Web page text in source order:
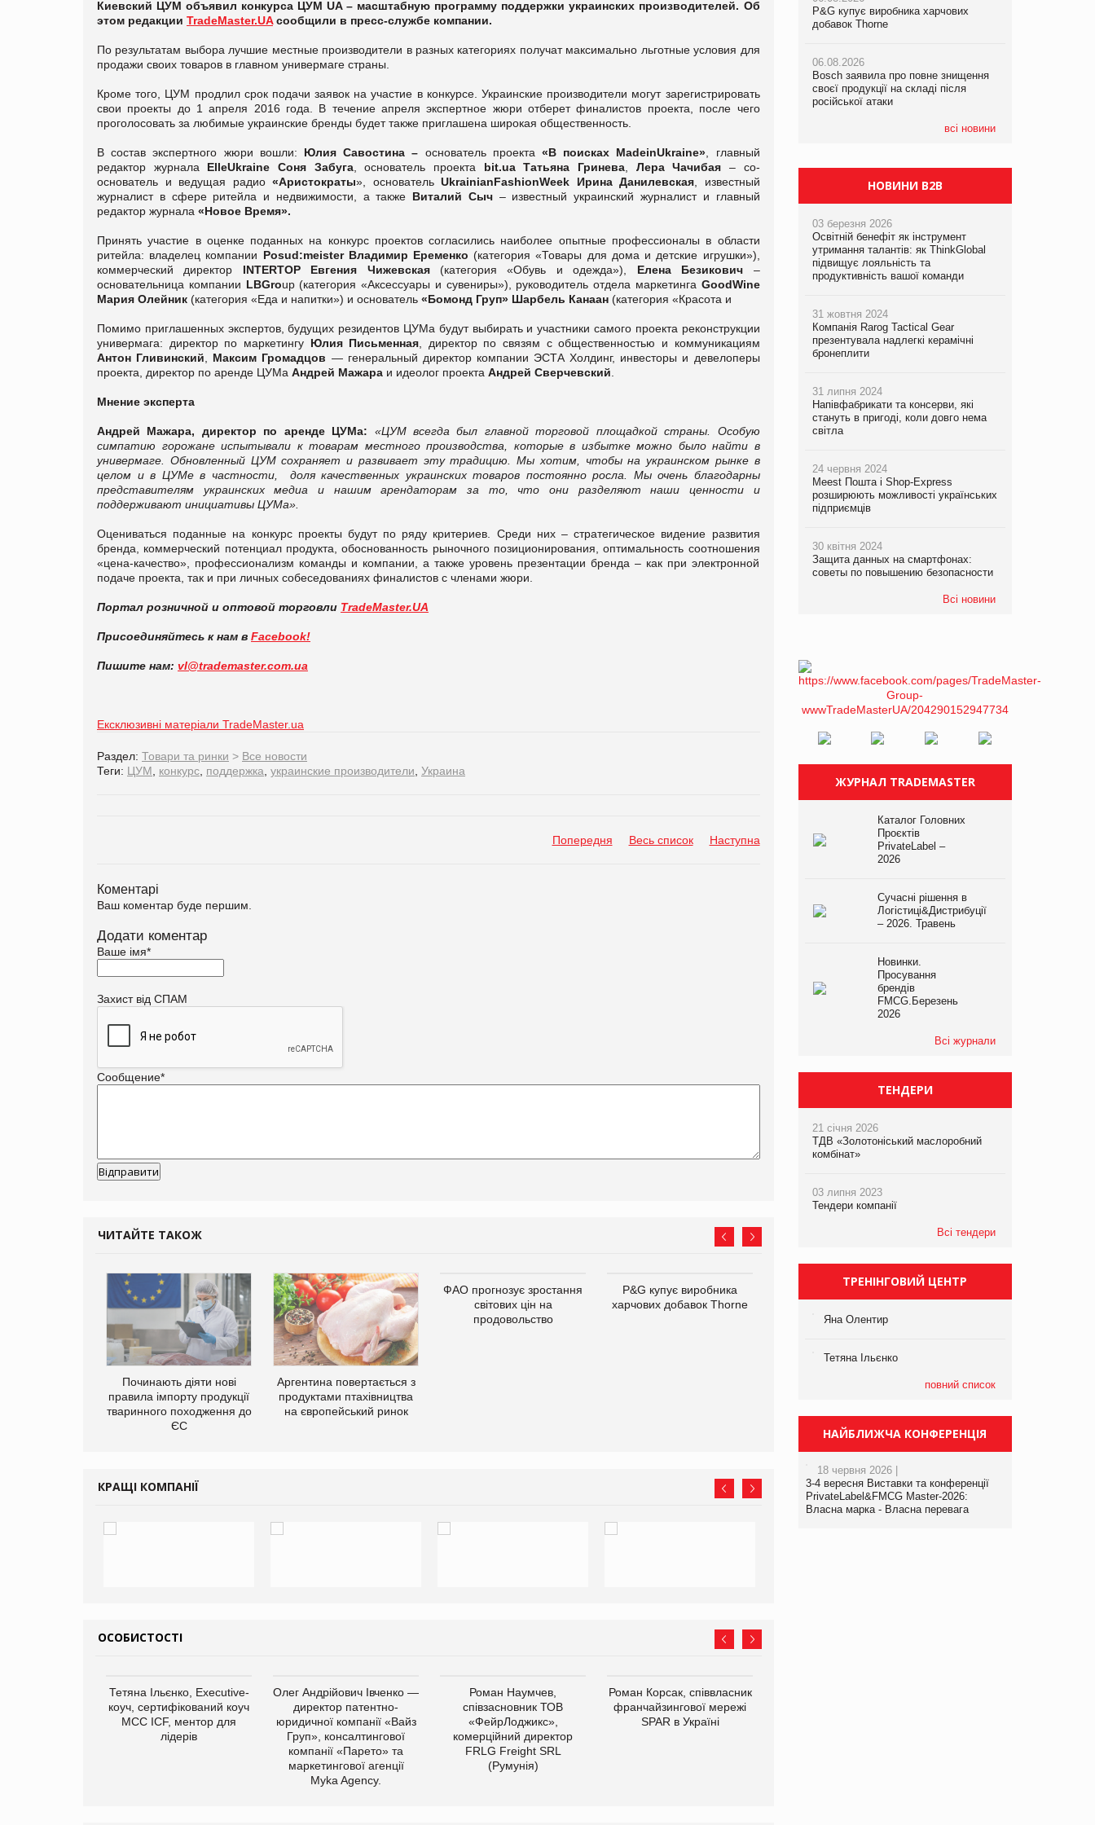
Киевский ЦУМ объявил конкурса ЦУМ UA – масштабную программу поддержки украинских производителей. Об
этом редакции TradeMaster.UAсообщили в пресс-службе компании.
По результатам выбора лучшие местные производители в разных категориях получат максимально льготные условия для
продажи своих товаров в главном универмаге страны.
Кроме того, ЦУМ продлил срок подачи заявок на участие в конкурсе. Украинские производители могут зарегистрировать
свои проекты до 1 апреля 2016 года. В течение апреля экспертное жюри отберет финалистов проекта, после чего
проголосовать за любимые украинские бренды будет также приглашена широкая общественность.
В состав экспертного жюри вошли: Юлия Савостина – основатель проекта «В поисках MadeinUkraine» , главный
редактор журнала ElleUkraine Соня Забуга, основатель проекта bit.uaТатьяна Гринева, Лера Чачибая – со-
основатель и ведущая радио «Аристократы», основатель UkrainianFashionWeek Ирина Данилевская , известный
журналист в сфере ритейла и недвижимости, а также Виталий Сыч– известный украинский журналист и главный
редактор журнала «Новое Время».
Принять участие в оценке поданных на конкурс проектов согласились наиболее опытные профессионалы в области
ритейла: владелец компании Posud:meisterВладимир Еременко (категория «Товары для дома и детские игрушки»),
коммерческий директор INTERTOPЕвгения Чижевская(категория «Обувь и одежда»), Елена Безикович –
основательница компании LBGroup (категория «Аксессуары и сувениры»), руководитель отдела маркетинга GoodWine
Мария Олейник (категория «Еда и напитки») и основатель «Бомонд Груп» Шарбель Канаан (категория «Красота и
Помимо приглашенных экспертов, будущих резидентов ЦУМа будут выбирать и участники самого проекта реконструкции
универмага: директор по маркетингу Юлия Письменная , директор по связям с общественностью и коммуникациям
Антон Гливинский
Максим Громадцов — генеральный директор компании ЭСТА Холдинг, инвесторы и девелоперы
проекта, директор по аренде ЦУМа Андрей Мажара и идеолог проекта Андрей Сверчевский
Мнение эксперта
Андрей Мажара, директор по аренде ЦУМа: «ЦУМ всегда был главной торговой площадкой страны. Особую
симпатию горожане испытывали к товарам местного производства, которые в избытке можно было найти в
универмаге. Обновленный ЦУМ сохраняет и развивает эту традицию. Мы хотим, чтобы на украинском рынке в
целом и в ЦУМе в частности, доля качественных украинских товаров постоянно росла. Мы очень благодарны
представителям украинских медиа и нашим арендаторам за то, что они разделяют наши ценности и
поддерживают инициативы ЦУМа».
Оцениваться поданные на конкурс проекты будут по ряду критериев. Среди них – стратегическое видение развития
бренда, коммерческий потенциал продукта, обоснованность рыночного позиционирования, оптимальность соотношения
«цена-качество», профессионализм команды и компании, а также уровень презентации бренда – как при электронной
подаче проекта, так и при личных собеседованиях финалистов с членами жюри.
Портал розничной и оптовой торговли TradeMaster.UA
Присоединяйтесь к нам в Facebook!
Пишите нам: vl@trademaster.com.ua
Ексклюзивні матеріали TradeMaster.ua
Раздел: Товари та ринки > Все новости
Теги: ЦУМ конкурс поддержка украинские производители Украина
Попередня Весь список Наступна
Коментарі
Ваш коментар буде першим.
Додати коментар
Ваше імя*
Захист від СПАМ
Сообщение*
ЧИТАЙТЕ ТАКОЖ
Починають діяти нові
правила імпорту продукції
тваринного походження до
ЄС
Аргентина повертається з
продуктами птахівництва
на європейський ринок
ФАО прогнозує зростання
світових цін на
продовольство
P&G купує виробника
харчових добавок Thorne
Bosch заявила про повне
на складі після російської
Смачна новинка для
КРАЩІ КОМПАНІЇ
ОСОБИСТОСТІ
Тетяна Ільєнко, Executive-
коуч, сертифікований коуч
МСС ICF, ментор для
лідерів
Олег Андрійович Івченко —
директор патентно-
юридичної компанії «Вайз
Груп», консалтингової
компанії «Парето» та
маркетингової агенції
Myka Agency.
Роман Наумчев,
співзасновник ТОВ
«ФейрЛоджикс»,
комерційний директор
FRLG Freight SRL
(Румунія)
Роман Корсак, співвласник
франчайзингової мережі
SPAR в Україні
P&G купує виробника харчових
добавок Thorne
06.08.2026
Bosch заявила про повне знищення
своєї продукції на складі після
російської атаки
всі новини
P&G купує виробника харчових
добавок Thorne
06.08.2026
Bosch заявила про повне знищення
своєї продукції на складі після
російської атаки
P&G купує виробника харчових
добавок Thorne
06.08.2026
Bosch заявила про повне знищення
своєї продукції на складі після
російської атаки
НОВИНИ B2B
03 березня 2026
Освітній бенефіт як інструмент
утримання талантів: як ThinkGlobal
підвищує лояльність та
продуктивність вашої команди
31 жовтня 2024
Компанія Rarog Tactical Gear
презентувала надлегкі керамічні
бронеплити
31 липня 2024
Напівфабрикати та консерви, які
стануть в пригоді, коли довго нема
світла
24 червня 2024
Meest Пошта і Shop-Express
розширюють можливості українських
підприємців
30 квітня 2024
Защита данных на смартфонах:
советы по повышению безопасности
Всі новини
ЖУРНАЛ TRADEMASTER
Каталог Головних
Проєктів
PrivateLabel –
2026
Сучасні рішення в
Логістиці&Дистрибуції
– 2026. Травень
Новинки.
Просування
брендів
FMCG.Березень
2026
Всі журнали
ТЕНДЕРИ
21 січня 2026
ТДВ «Золотоніський маслоробний
комбінат»
03 липня 2023
Тендери компанії
Всі тендери
ТРЕНІНГОВИЙ ЦЕНТР
Яна Олентир
Тетяна Ільєнко
повний список
НАЙБЛИЖЧА КОНФЕРЕНЦІЯ
18 червня 2026 |
3-4 вересня Виставки та конференції
PrivateLabel&FMCG Master-2026:
Власна марка - Власна перевага